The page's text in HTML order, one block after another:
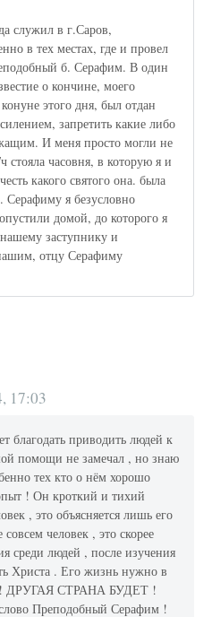
служил в г.Саров,
в тех местах, где и провел
б. Серафим. В один
о кончине, моего
этого дня, был отдан
запретить какие либо
И меня просто могли не
стояла часовня, в которую я и
какого святого она. была
я безусловно
домой, до которого я
заступнику и
отцу Серафиму
17:03
благодать приводить людей к
помощи не замечал , но знаю
тех кто о нём хорошо
! Он кроткий и тихий
, это объясняется лишь его
человек , это скорее
среди людей , после изучения
Христа . Его жизнь нужно в
!!! ДРУГАЯ СТРАНА БУДЕТ !
Преподобный Серафим !